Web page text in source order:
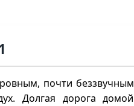
почти беззвучным
Долгая дорога домой